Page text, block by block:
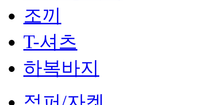
조끼
T-셔츠
하복바지